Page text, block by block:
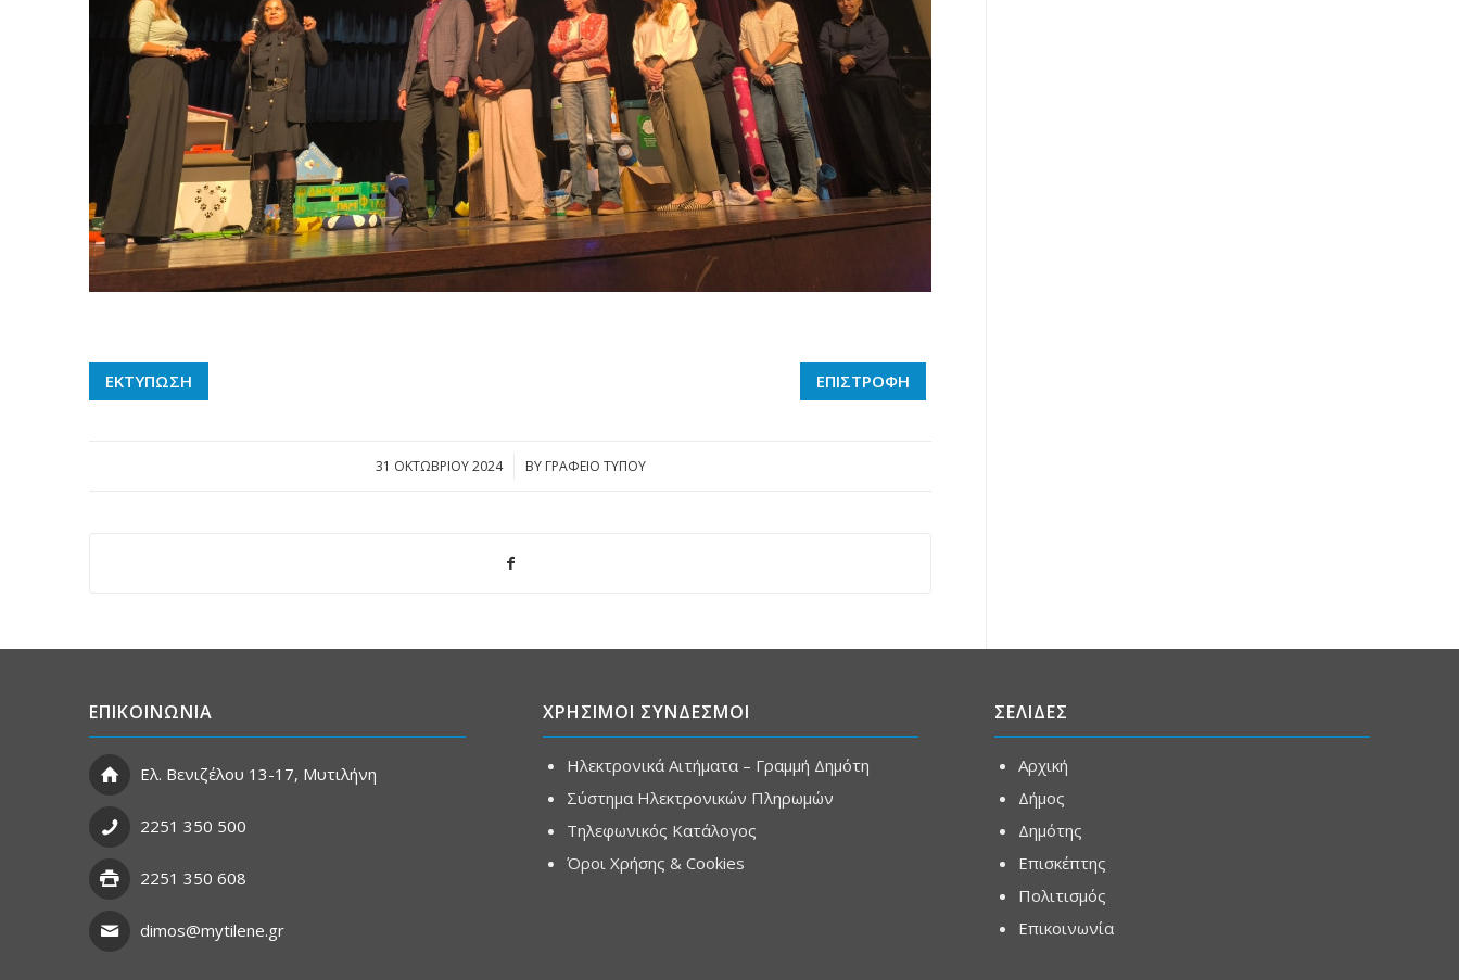
ΕΚΤΥΠΩΣΗ ΕΠΙΣΤΡΟΦΗ
31 ΟΚΤΩΒΡΊΟΥ 2024
/ BY ΓΡΑΦΕΙΟ ΤΥΠΟΥ
ΕΠΙΚΟΙΝΩΝΙΑ
Ελ. Βενιζέλου 13-17, Μυτιλήνη
2251 350 500
2251 350 608
dimos@mytilene.gr
ΧΡΗΣΙΜΟΙ ΣΥΝΔΕΣΜΟΙ
Ηλεκτρονικά Αιτήματα – Γραμμή Δημότη
Σύστημα Ηλεκτρονικών Πληρωμών
Τηλεφωνικός Κατάλογος
Όροι Χρήσης & Cookies
ΣΕΛΙΔΕΣ
Αρχική
Δήμος
Δημότης
Επισκέπτης
Πολιτισμός
Επικοινωνία